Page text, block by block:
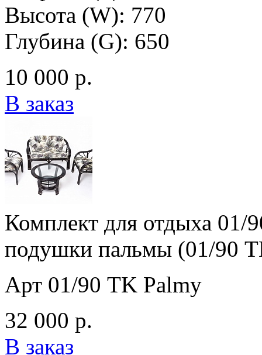
Высота (W): 770
Глубина (G): 650
10 000 р.
В заказ
Комплект для отдыха 01/
подушки пальмы (01/90
Арт 01/90 TK Palmy
32 000 р.
В заказ